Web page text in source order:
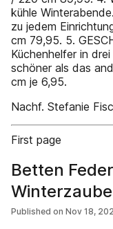
kühle
zu jedem
cm 79,95. 5.
Küchenhelfer in
schöner als das
cm je 6,95.
Nachf. Stefanie
First page
Betten
Published on Nov 18,